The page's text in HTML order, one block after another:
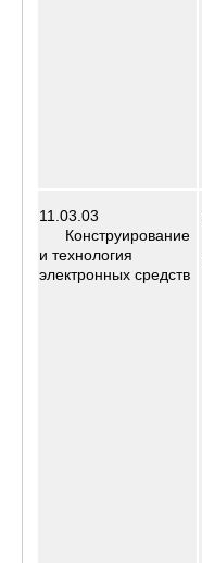
11.03.03
Конструирование
и технология
электронных средств